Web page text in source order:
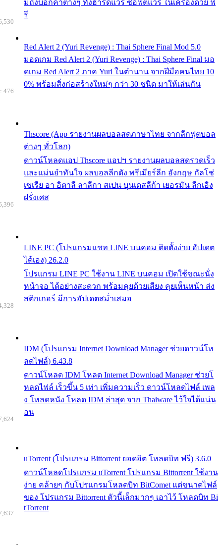
มถึงบอกค่าต่างๆ ทั้งฮารด์แวร์ ซอฟต์แวร์ ในเครื่องด้วย ฟ
รี
Red Alert 2 (Yuri Revenge) : Thai Sphere Final Mod 5.0
มอดเกม Red Alert 2 (Yuri Revenge) : Thai Sphere Final มอ
ดเกม Red Alert 2 ภาค Yuri ในตำนาน จากฝีมือคนไทย 10
0% พร้อมสิ่งก่อสร้างใหม่ๆ กว่า 30 ชนิด มาให้เล่นกัน
Thscore (App รายงานผลบอลสดภาษาไทย จากลีกฟุตบอล
ต่างๆ ทั่วโลก)
ดาวน์โหลดแอป Thscore แอปฯ รายงานผลบอลสดรวดเร็ว
และแม่นยำทันใจ ผลบอลลีกดัง พรีเมียร์ลีก อังกฤษ กัลโช่
เซเรีย อา อิตาลี ลาลีกา สเปน บุนเดสลีก้า เยอรมัน ลีกเอิง
ฝรั่งเศส
476
LINE PC (โปรแกรมแชท LINE บนคอม ติดตั้งง่าย อัปเดต
ได้เอง) 26.2.0
โปรแกรม LINE PC ใช้งาน LINE บนคอม เปิดใช้ขณะนั่ง
หน้าจอ ได้อย่างสะดวก พร้อมคุยด้วยเสียง คุยเห็นหน้า ส่ง
สติกเกอร์ มีการอัปเดตสม่ำเสมอ
IDM (โปรแกรม Internet Download Manager ช่วยดาวน์โห
ลดไฟล์) 6.43.8
ดาวน์โหลด IDM โหลด Internet Download Manager ช่วยโ
หลดไฟล์ เร็วขึ้น 5 เท่า เพิ่มความเร็ว ดาวน์โหลดไฟล์ เพล
ง โหลดหนัง โหลด IDM ล่าสุด จาก Thaiware ไว้ใจได้แน่น
อน
uTorrent (โปรแกรม Bittorrent ยอดฮิต โหลดบิท ฟรี) 3.6.0
ดาวน์โหลดโปรแกรม uTorrent โปรแกรม Bittorrent ใช้งาน
ง่าย คล้ายๆ กับโปรแกรมโหลดบิท BitComet แต่ขนาดไฟล์
ของ โปรแกรม Bittorrent ตัวนี้เล็กมากๆ เอาไว้ โหลดบิท Bi
tTorrent